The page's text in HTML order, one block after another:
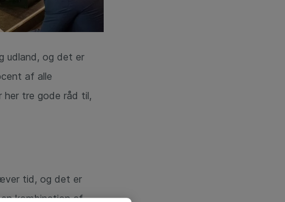
udland, og det er
af alle
her tre gode råd til,
tid, og det er
kombination af